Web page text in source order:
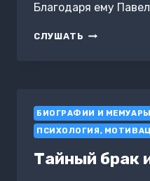
Благодаря ему
СЛУШАТЬ ПРАВИЛО
№2:
АГЕНТ
ПАВЛА
ДАЦЮКА,
НИКИТЫ
БИОГРАФИИ И МЕМУАРЫ
ПСИХОЛОГИЯ,
Тайный брак